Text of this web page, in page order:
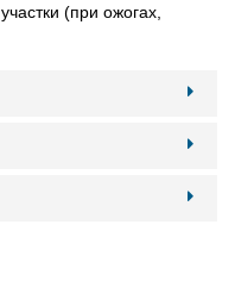
(при ожогах,